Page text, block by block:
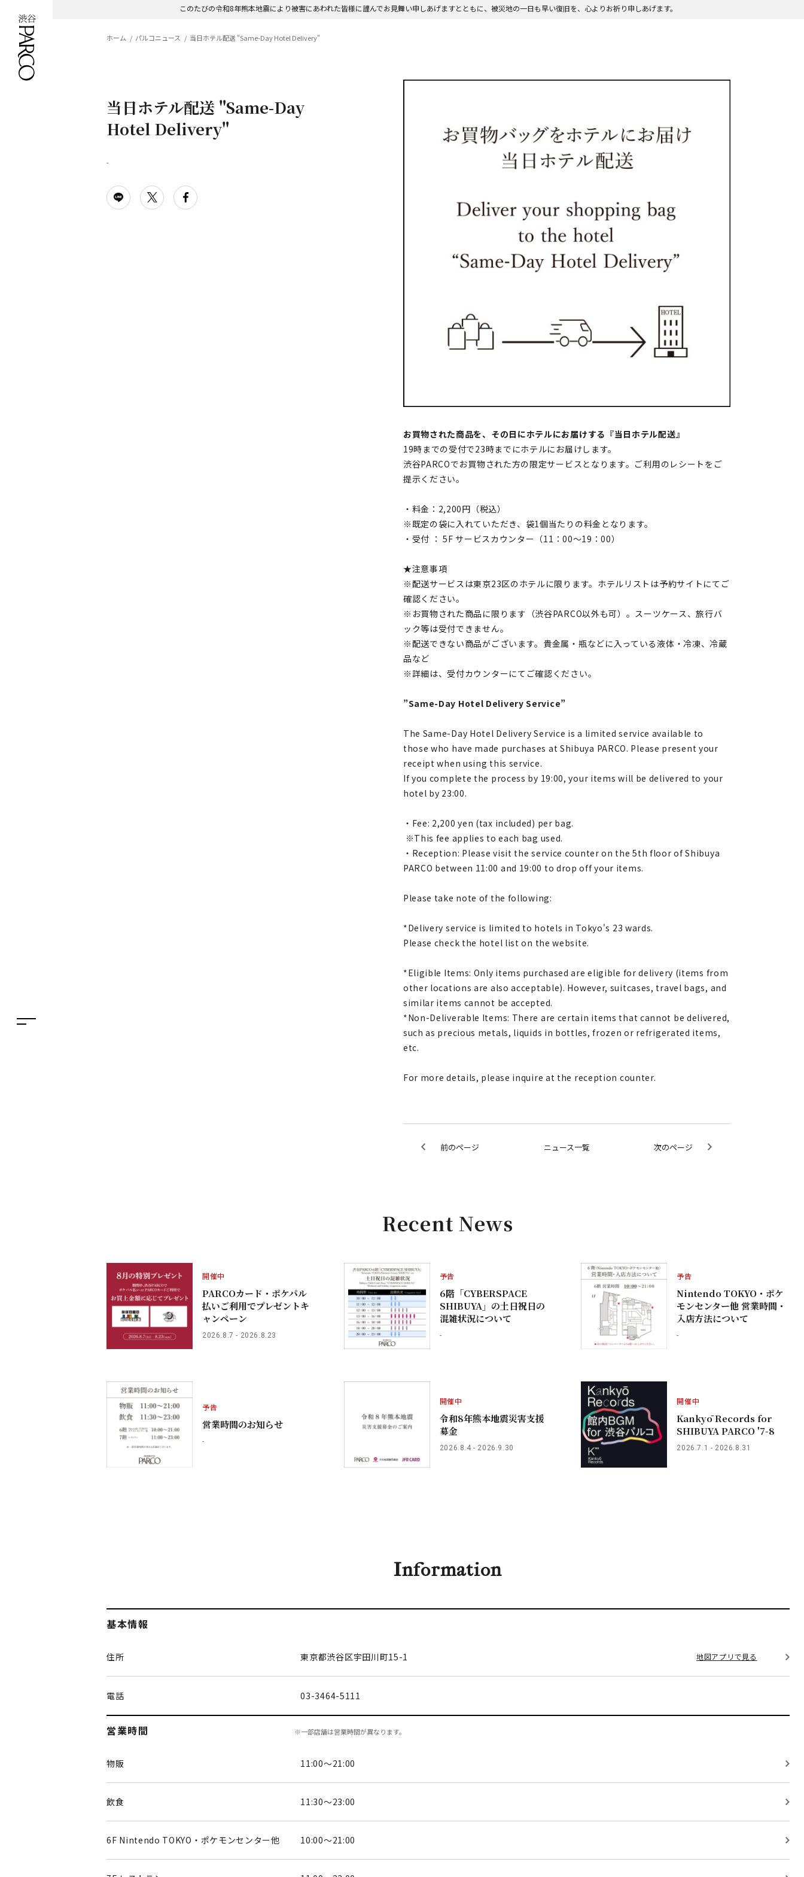
このたびの令和8年熊本地震により被害にあわれた皆様に謹んでお見舞い申しあげますとともに、被災地の一日も早い復旧を、心よりお祈り申しあげます。
ホーム パルコニュース 当日ホテル配送 "Same-Day Hotel Delivery"
当日ホテル配送 "Same-Day
Hotel Delivery"
-
お買物された商品を、その日にホテルにお届けする『当日ホテル配送』
19時までの受付で23時までにホテルにお届けします。
渋谷PARCOでお買物された方の限定サービスとなります。ご利用のレシートをご
提示ください。
・料金：2,200円（税込）
※既定の袋に入れていただき、袋1個当たりの料金となります。
・受付 ： 5F サービスカウンター（11：00～19：00）
★注意事項
※配送サービスは東京23区のホテルに限ります。ホテルリストは予約サイトにてご
確認ください。
※お買物された商品に限ります（渋谷PARCO以外も可）。スーツケース、旅行バ
ック等は受付できません。
※配送できない商品がございます。貴金属・瓶などに入っている液体・冷凍、冷蔵
品など
※詳細は、受付カウンターにてご確認ください。
”Same-Day Hotel Delivery Service”
The Same-Day Hotel Delivery Service is a limited service available to
those who have made purchases at Shibuya PARCO. Please present your
receipt when using this service.
If you complete the process by 19:00, your items will be delivered to your
hotel by 23:00.
・Fee: 2,200 yen (tax included) per bag.
※This fee applies to each bag used.
・Reception: Please visit the service counter on the 5th floor of Shibuya
PARCO between 11:00 and 19:00 to drop off your items.
Please take note of the following:
*Delivery service is limited to hotels in Tokyo's 23 wards.
Please check the hotel list on the website.
*Eligible Items: Only items purchased are eligible for delivery (items from
other locations are also acceptable). However, suitcases, travel bags, and
similar items cannot be accepted.
*Non-Deliverable Items: There are certain items that cannot be delivered,
such as precious metals, liquids in bottles, frozen or refrigerated items,
etc.
For more details, please inquire at the reception counter.
前のページ ニュース一覧 次のページ
Recent News
開催中
PARCOカード・ポケパル
払いご利用でプレゼントキ
ャンペーン
2026.8.7 - 2026.8.23
予告
6階「CYBERSPACE
SHIBUYA」の土日祝日の
混雑状況について
-
予告
Nintendo TOKYO・ポケ
モンセンター他 営業時間・
入店方法について
-
予告
営業時間のお知らせ
-
開催中
令和8年熊本地震災害支援
募金
2026.8.4 - 2026.9.30
開催中
Kankyō Records for
SHIBUYA PARCO '7-8
2026.7.1 - 2026.8.31
Information
基本情報
住所 東京都渋谷区宇田川町15-1 地図アプリで見る
電話 03-3464-5111
営業時間 ※一部店舗は営業時間が異なります。
物販 11:00～21:00
飲食 11:30～23:00
6F Nintendo TOKYO・ポケモンセンター他 10:00～21:00